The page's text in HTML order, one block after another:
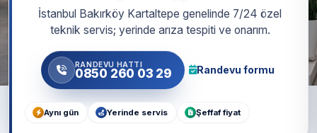
İstanbul Bakırköy Kartaltepe genelinde 7/24 özel
teknik servis; yerinde arıza tespiti ve onarım.
RANDEVU HATTI
0850 260 03 29 Randevu formu
Aynı gün Yerinde servis Şeffaf fiyat